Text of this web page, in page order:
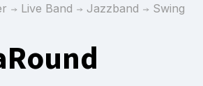
Live Band Jazzband
Swing